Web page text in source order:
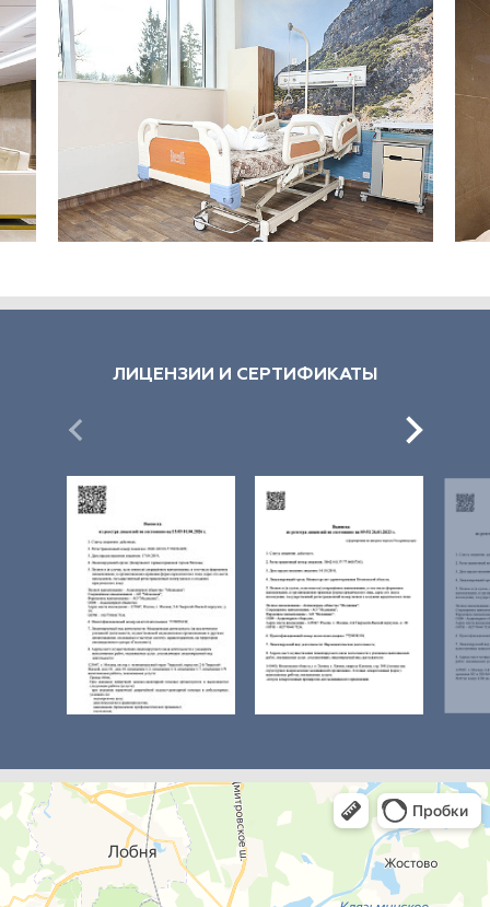
ЛИЦЕНЗИИ И СЕРТИФИКАТЫ